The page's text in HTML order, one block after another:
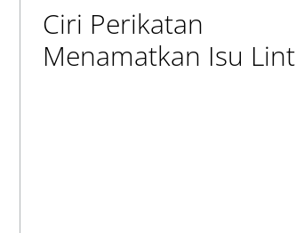
Ciri Perikatan
Menamatkan Isu Lint